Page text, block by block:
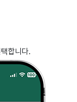
합니다.